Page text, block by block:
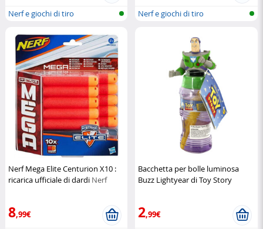
Nerf e giochi di tiro
Nerf e giochi di tiro
Nerf Mega Elite Centurion X10 :
ricarica ufficiale di dardi Nerf
8,99€
Bacchetta per bolle luminosa
Buzz Lightyear di Toy Story
2,99€